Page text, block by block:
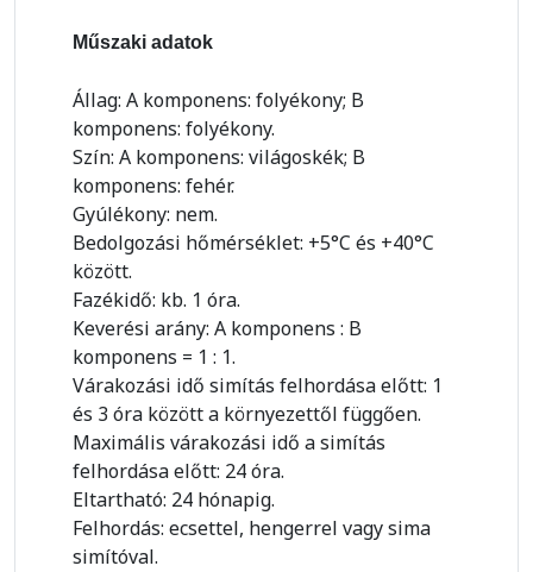
Műszaki adatok
Állag: A komponens: folyékony; B
komponens: folyékony.
Szín: A komponens: világoskék; B
komponens: fehér.
Gyúlékony: nem.
Bedolgozási hőmérséklet: +5°C és +40°C
között.
Fazékidő: kb. 1 óra.
Keverési arány: A komponens : B
komponens = 1 : 1.
Várakozási idő simítás felhordása előtt: 1
és 3 óra között a környezettől függően.
Maximális várakozási idő a simítás
felhordása előtt: 24 óra.
Eltartható: 24 hónapig.
Felhordás: ecsettel, hengerrel vagy sima
simítóval.